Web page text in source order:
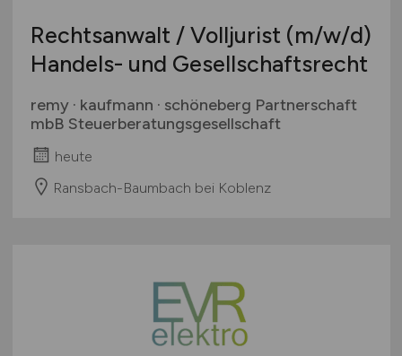
Rechtsanwalt / Volljurist (m/w/d)
Handels- und Gesellschaftsrecht
remy · kaufmann · schöneberg Partnerschaft
mbB Steuerberatungsgesellschaft
heute
Ransbach-Baumbach bei Koblenz